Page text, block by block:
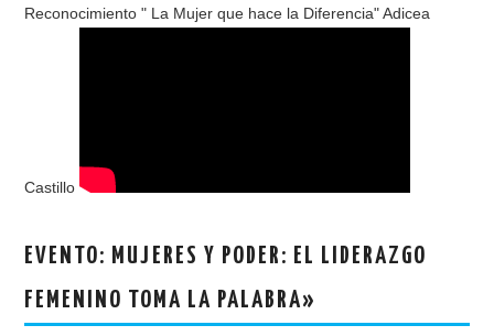
Reconocimiento " La Mujer que hace la Diferencia" Adicea
Castillo
EVENTO: MUJERES Y PODER: EL LIDERAZGO
FEMENINO TOMA LA PALABRA»